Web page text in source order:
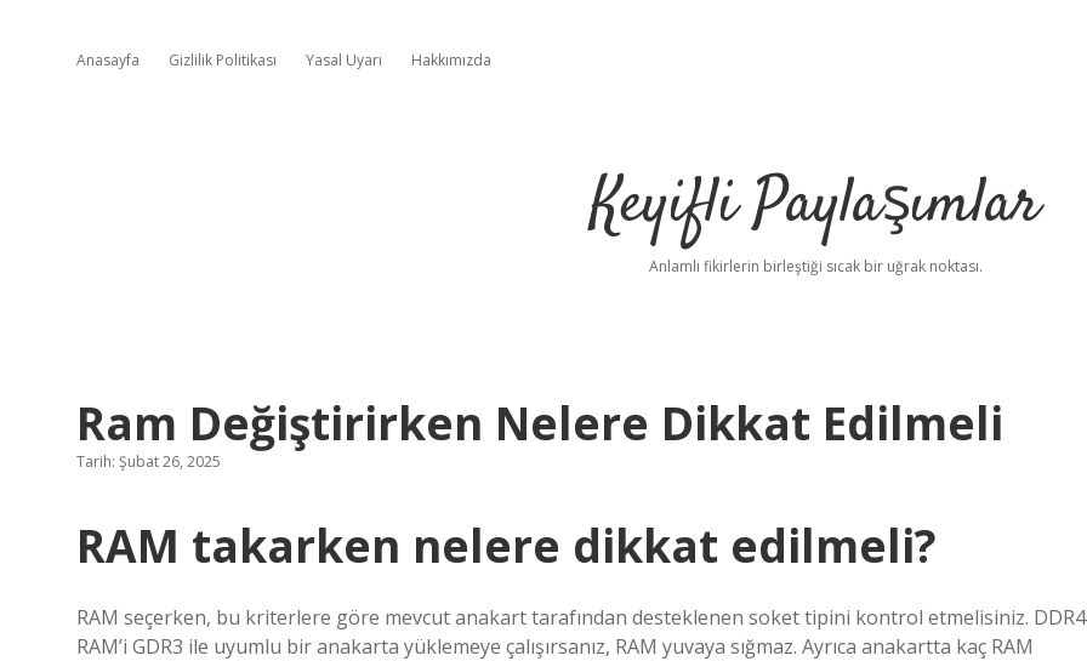
Anasayfa Gizlilik Politikası Yasal Uyarı Hakkımızda
Keyifli Paylaşımlar
Anlamlı fikirlerin birleştiği sıcak bir uğrak noktası.
Ram Değiştirirken Nelere Dikkat Edilmeli
Tarih: Şubat 26, 2025
RAM takarken nelere dikkat edilmeli?
RAM seçerken, bu kriterlere göre mevcut anakart tarafından desteklenen soket tipini kontrol etmelisiniz. DDR4
RAM’i GDR3 ile uyumlu bir anakarta yüklemeye çalışırsanız, RAM yuvaya sığmaz. Ayrıca anakartta kaç RAM